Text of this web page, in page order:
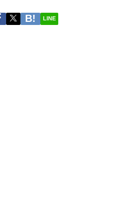
LINE